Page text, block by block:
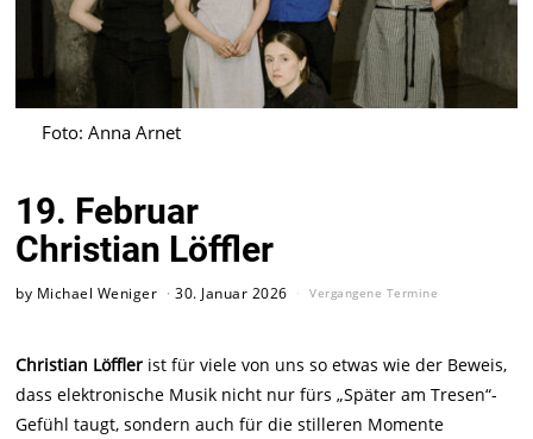
Foto: Anna Arnet
19. Februar
Christian Löffler
by Michael Weniger 30. Januar 2026 Vergangene Termine
Christian Löffler ist für viele von uns so etwas wie der Beweis,
dass elektronische Musik nicht nur fürs „Später am Tresen“-
Gefühl taugt, sondern auch für die stilleren Momente